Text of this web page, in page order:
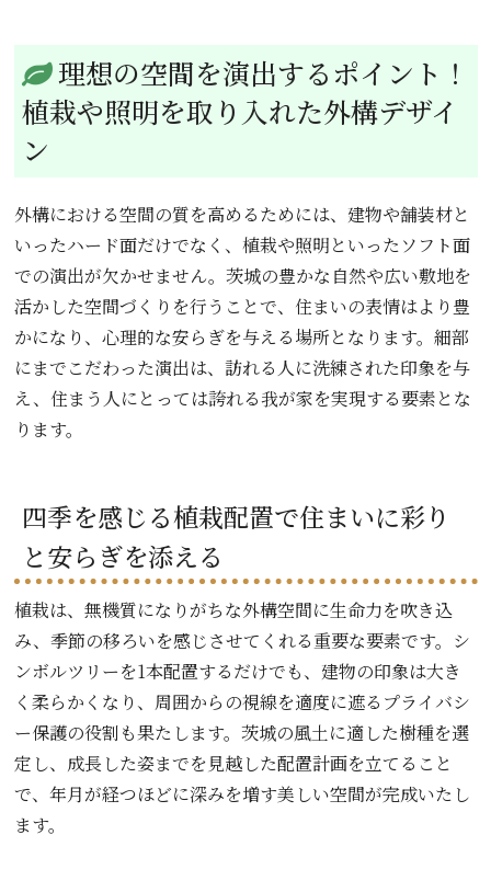
理想の空間を演出するポイント！
植栽や照明を取り入れた外構デザイ
ン
外構における空間の質を高めるためには、建物や舗装材と
いったハード面だけでなく、植栽や照明といったソフト面
での演出が欠かせません。茨城の豊かな自然や広い敷地を
活かした空間づくりを行うことで、住まいの表情はより豊
かになり、心理的な安らぎを与える場所となります。細部
にまでこだわった演出は、訪れる人に洗練された印象を与
え、住まう人にとっては誇れる我が家を実現する要素とな
ります。
四季を感じる植栽配置で住まいに彩り
と安らぎを添える
植栽は、無機質になりがちな外構空間に生命力を吹き込
み、季節の移ろいを感じさせてくれる重要な要素です。シ
ンボルツリーを1本配置するだけでも、建物の印象は大き
く柔らかくなり、周囲からの視線を適度に遮るプライバシ
ー保護の役割も果たします。茨城の風土に適した樹種を選
定し、成長した姿までを見越した配置計画を立てること
で、年月が経つほどに深みを増す美しい空間が完成いたし
ます。